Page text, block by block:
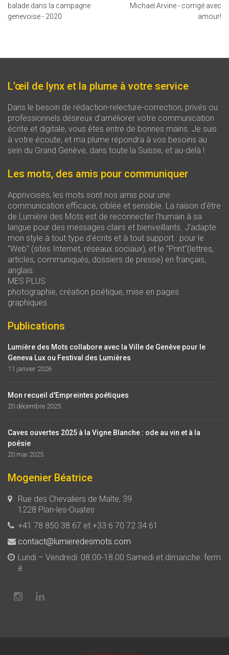
balade dans la campagne
genevoise - 2020
Michael Arvine - corrigé avec
amour!
L’œil de lynx et la plume à votre service
Dans le besoin de rédaction-relecture-correction, privés ou
professionnels désireux d’améliorer votre communication
écrite et digitale, vous êtes entre de bonnes mains. Je suis
à votre écoute, et ma plume répondra à vos besoins au
sein du Grand Genève, dans toute la Suisse, et au-delà !
Les mots, des amis pour communiquer
Apprivoisés, les mots sont nos amis pour une
communication efficace, ciblée et sensible. La raison d’être
de Lumière des Mots est de reconnecter l'humain à sa
langue pour des messages clairs et bienveillants. J'adapte
mon style à tout type d'écrits et à tout support : pour le
"Web" (sites Internet, réseaux sociaux), et le "Print"(lettres,
articles, communiqués, dossiers de presse) en français,
anglais.
MES PLUS :
photographie, création poétique, mise en pages
graphiques.
Publications
Lumière des Mots collabore avec la Ville de Genève pour le
Geneva Lux ou Festival des Lumières
11 janvier 2026
Mon recueil d'Empreintes poétiques
20 décembre 2025
Caves ouvertes 2025 à la Vigne Blanche : ode au vin et à la
poésie
20 mai 2025
Mogenier Béatrice
Rue des Chevaliers de Malte, 39
1228 Plan-les-Ouates
+41 78 850 38 67 et +33 6 70 72 34 61
contact@lumieredesmots.com
Lundi – Vendredi: 08.00-18.00 Samedi et dimanche: ferm
é